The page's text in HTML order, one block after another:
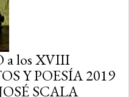
a los XVIII
Y POESÍA 2019
SCALA